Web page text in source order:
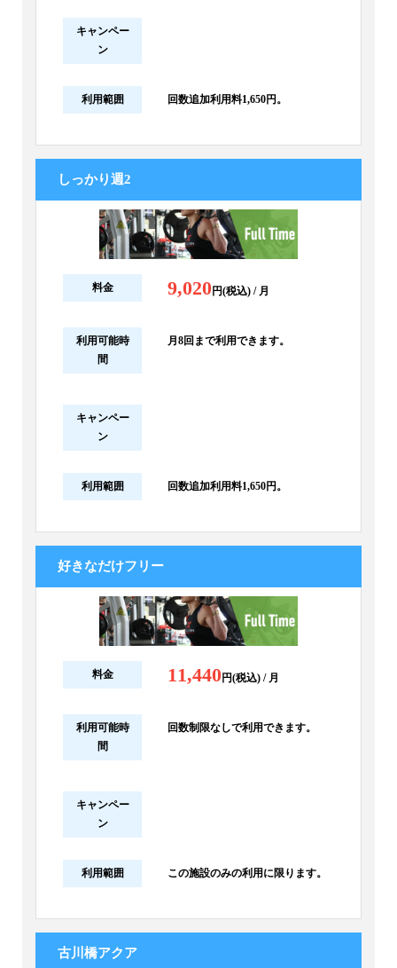
キャンペー
ン
利用範囲 回数追加利用料1,650円。
しっかり週2
料金 9,020円(税込) / 月
利用可能時
間
月8回まで利用できます。
キャンペー
ン
利用範囲 回数追加利用料1,650円。
好きなだけフリー
料金 11,440円(税込) / 月
利用可能時
間
回数制限なしで利用できます。
キャンペー
ン
利用範囲 この施設のみの利用に限ります。
古川橋アクア